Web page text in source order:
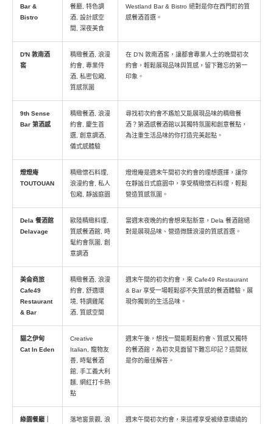
Bar &
Bistro
餐廳, 特色調
酒, 設計感空
間, 深夜美食
Westland Bar & Bistro 絕對是你在西門町的質
感餐酒首選。
D'N 敦南酒
窖
精緻餐酒, 浪漫
約會, 專業侍
酒, 私密包廂,
質感氛圍
在 D'N 敦南酒窖，讓都會專業人士的晚間初次
約會，輕鬆展現品味與質感，留下難忘的第一
印象。
9th Sense
Bar 第酒感
精緻餐酒, 浪漫
約會, 慶生首
選, 創意調酒,
儀式感體驗
尋找初次約會不尷尬又能展現品味的精緻餐
酒？第酒感餐酒館以其獨特氛圍和創意餐點，
為注重生活品味的你打造完美起點。
燈燈庵
TOUTOUAN
精緻懷石料理,
浪漫約會, 私人
包廂, 靜謐庭園
燈燈庵是週末午間初次約會的理想選擇，讓你
在靜謐日式庭園中，享受精緻懷石料理，輕鬆
營造質感氛圍。
Dela 餐酒館
Delavage
歐陸精緻料理,
質感餐酒館, 時
髦約會氛圍, 創
意調酒
當週末夜晚的約會想來點新意，Dela 餐酒館絕
對是展現品味、營造微醺浪漫的質感首選。
美侖商旅
Cafe49
Restaurant
& Bar
精緻餐酒, 浪漫
約會, 舒適環
境, 特調雞尾
酒, 質感空間
週末午間的初次約會，來 Cafe49 Restaurant
& Bar 享受一場輕鬆卻不失質感的餐酒體驗，展
現你獨到的生活品味。
貓之伊甸
Cat In Eden
Creative
Italian, 寵物友
善, 時髦餐酒
館, 手工義大利
麵, 網紅打卡熱
點
週末午後，想找一間能輕鬆約會、質感又獨特
的餐酒館，為初次見面留下難忘印記？這間就
是你的最佳解答。
綠園餐廳｜
落地窗景觀, 浪
週末午間初次約會，來這裡享受被綠意環繞的